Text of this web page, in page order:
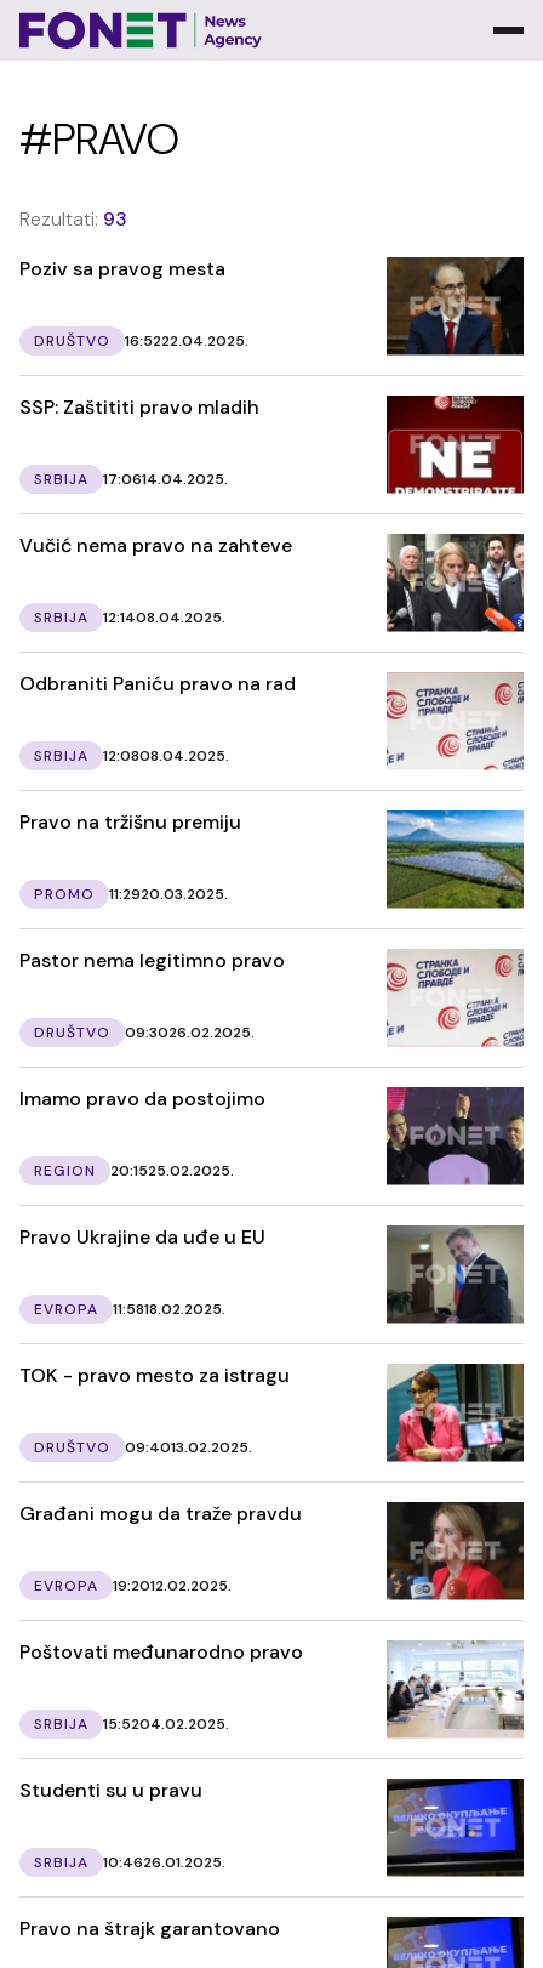
#PRAVO
Rezultati: 93
Poziv sa pravog mesta
DRUŠTVO 16:5222.04.2025.
SSP: Zaštititi pravo mladih
SRBIJA 17:0614.04.2025.
Vučić nema pravo na zahteve
SRBIJA 12:1408.04.2025.
Odbraniti Paniću pravo na rad
SRBIJA 12:0808.04.2025.
Pravo na tržišnu premiju
PROMO 11:2920.03.2025.
Pastor nema legitimno pravo
DRUŠTVO 09:3026.02.2025.
Imamo pravo da postojimo
REGION 20:1525.02.2025.
Pravo Ukrajine da uđe u EU
EVROPA 11:5818.02.2025.
TOK - pravo mesto za istragu
DRUŠTVO 09:4013.02.2025.
Građani mogu da traže pravdu
EVROPA 19:2012.02.2025.
Poštovati međunarodno pravo
SRBIJA 15:5204.02.2025.
Studenti su u pravu
SRBIJA 10:4626.01.2025.
Pravo na štrajk garantovano